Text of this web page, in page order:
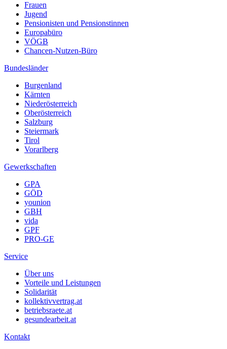
Frauen
Jugend
Pensionisten und Pensionstinnen
Europabüro
VÖGB
Chancen-Nutzen-Büro
Bundesländer
Burgenland
Kärnten
Niederösterreich
Oberösterreich
Salzburg
Steiermark
Tirol
Vorarlberg
Gewerkschaften
GPA
GÖD
younion
GBH
vida
GPF
PRO-GE
Service
Über uns
Vorteile und Leistungen
Solidarität
kollektivvertrag.at
betriebsraete.at
gesundearbeit.at
Kontakt